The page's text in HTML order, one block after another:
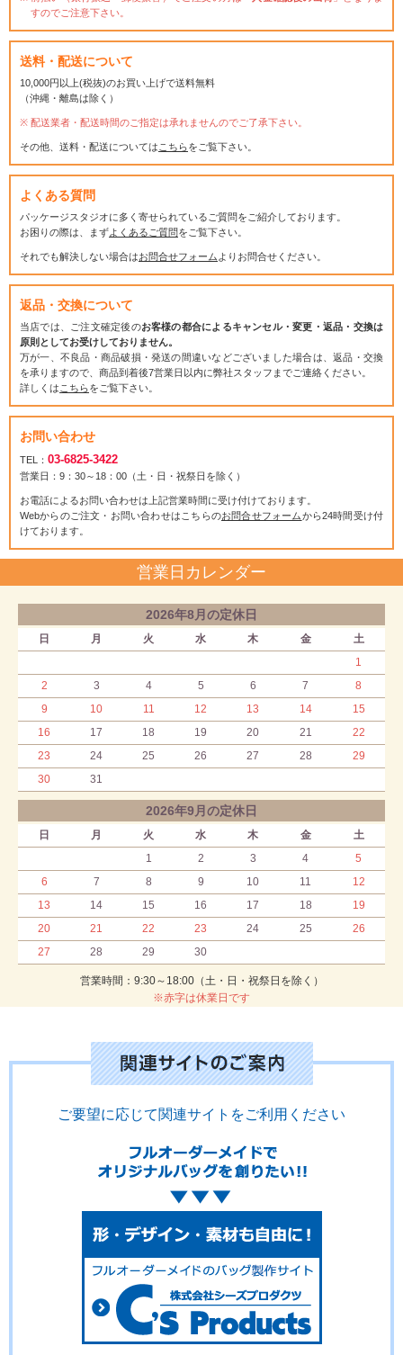
すのでご注意下さい。
送料・配送について
10,000円以上(税抜)のお買い上げで送料無料
（沖縄・離島は除く）
配送業者・配送時間のご指定は承れませんのでご了承下さい。
その他、送料・配送については こちらをご覧下さい。
よくある質問
パッケージスタジオに多く寄せられているご質問をご紹介しております。
お困りの際は、まずよくあるご質問をご覧下さい。
それでも解決しない場合はお問合せフォーム よりお問合せください。
返品・交換について
当店では、ご注文確定後のお客様の都合によるキャンセル・変更・返品・交換は
原則としてお受けしておりません。
万が一、不良品・商品破損・発送の間違いなどございました場合は、返品・交換
を承りますので、商品到着後7営業日以内に弊社スタッフまでご連絡ください。
詳しくは こちらをご覧下さい。
お問い合わせ
TEL： 03-6825-3422
営業日：9：30～18：00（土・日・祝祭日を除く）
お電話によるお問い合わせは上記営業時間に受け付けております。
Webからのご注文・お問い合わせはこちらのお問合せフォームから24時間受け付
けております。
営業日カレンダー
2026年8月の定休日
日 月 火 水 木 金
土
1
2
3 4 5 6 7
8
9
10 11 12 13 14
15
16
17 18 19 20 21
22
23
24 25 26 27 28
29
30
31
2026年9月の定休日
日 月 火 水 木 金
土
1
2 3 4
5
6
7 8 9 10 11
12
13
14 15 16 17 18
19
20
21 22 23 24 25
26
27
28 29 30
営業時間：9:30～18:00（土・日・祝祭日を除く）
※赤字は休業日です
ご要望に応じて関連サイトをご利用ください